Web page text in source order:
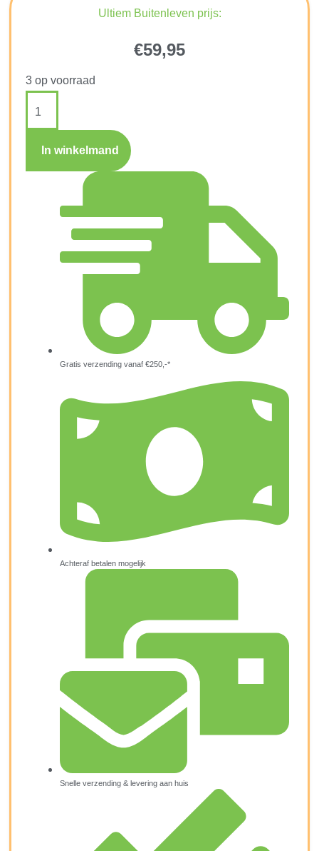
Ultiem Buitenleven prijs:
€59,95
3 op voorraad
In winkelmand
Gratis verzending vanaf €250,-*
Achteraf betalen mogelijk
Snelle verzending & levering aan huis